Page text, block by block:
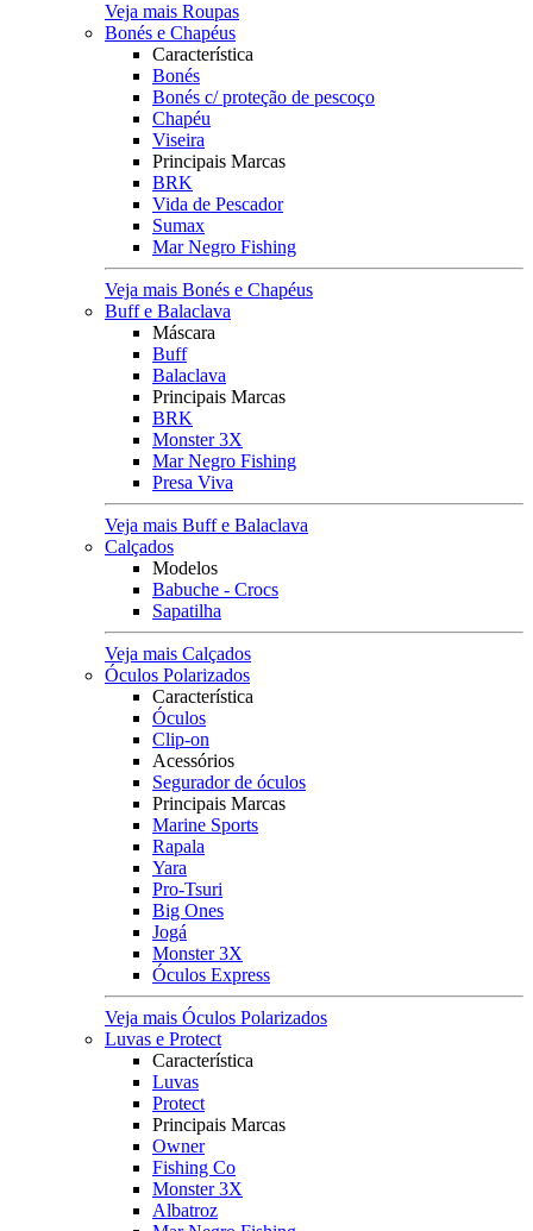
Veja mais Roupas
Bonés e Chapéus
Característica
Bonés
Bonés c/ proteção de pescoço
Chapéu
Viseira
Principais Marcas
BRK
Vida de Pescador
Sumax
Mar Negro Fishing
Veja mais Bonés e Chapéus
Buff e Balaclava
Máscara
Buff
Balaclava
Principais Marcas
BRK
Monster 3X
Mar Negro Fishing
Presa Viva
Veja mais Buff e Balaclava
Calçados
Modelos
Babuche - Crocs
Sapatilha
Veja mais Calçados
Óculos Polarizados
Característica
Óculos
Clip-on
Acessórios
Segurador de óculos
Principais Marcas
Marine Sports
Rapala
Yara
Pro-Tsuri
Big Ones
Jogá
Monster 3X
Óculos Express
Veja mais Óculos Polarizados
Luvas e Protect
Característica
Luvas
Protect
Principais Marcas
Owner
Fishing Co
Monster 3X
Albatroz